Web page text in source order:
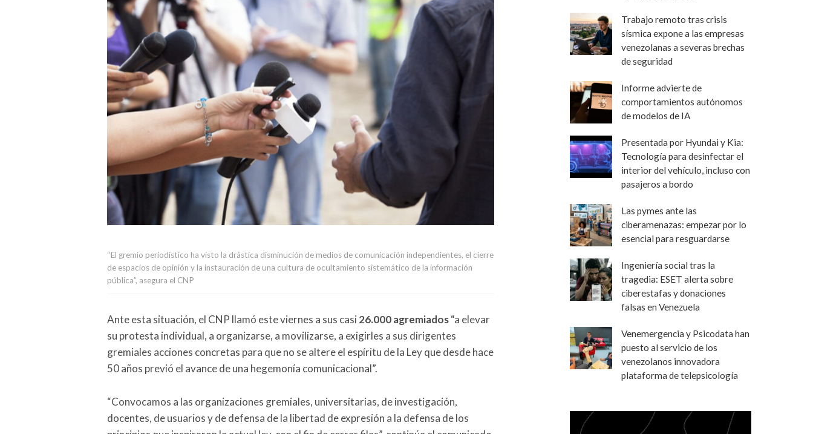
“El gremio periodístico ha visto la drástica disminución de medios de comunicación independientes, el cierre
de espacios de opinión y la instauración de una cultura de ocultamiento sistemático de la información
pública”, asegura el CNP
Ante esta situación, el CNP llamó este viernes a sus casi 26.000 agremiados“a elevar
su protesta individual, a organizarse, a movilizarse, a exigirles a sus dirigentes
gremiales acciones concretas para que no se altere el espíritu de la Ley que desde hace
50 años previó el avance de una hegemonía comunicacional”.
“Convocamos a las organizaciones gremiales, universitarias, de investigación,
docentes, de usuarios y de defensa de la libertad de expresión a la defensa de los
Trabajo remoto tras crisis
sísmica expone a las empresas
venezolanas a severas brechas
de seguridad
Informe advierte de
comportamientos autónomos
de modelos de IA
Presentada por Hyundai y Kia:
Tecnología para desinfectar el
interior del vehículo, incluso con
pasajeros a bordo
Las pymes ante las
ciberamenazas: empezar por lo
esencial para resguardarse
Ingeniería social tras la
tragedia: ESET alerta sobre
ciberestafas y donaciones
falsas en Venezuela
Venemergencia y Psicodata han
puesto al servicio de los
venezolanos innovadora
plataforma de telepsicología